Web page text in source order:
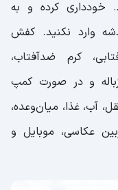
خودداری کرده و به
وارد نکنید. کفش
کرم ضدآفتاب،
و در صورت کمپ
آب، غذا، میان‌وعده،
عکاسی، موبایل و